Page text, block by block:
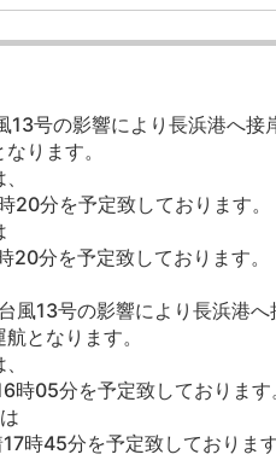
13号の影響により長浜港へ接
ります。
分を予定致しております。
分を予定致しております。
風13号の影響により長浜港へ
となります。
05分を予定致しております
時45分を予定致しております